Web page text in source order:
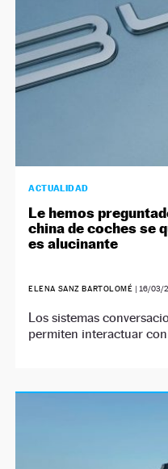
ACTUALIDAD
Le hemos
china de coches se
es alucinante
ELENA SANZ BARTOLOMÉ | 16/03/
Los sistemas
permiten interactuar